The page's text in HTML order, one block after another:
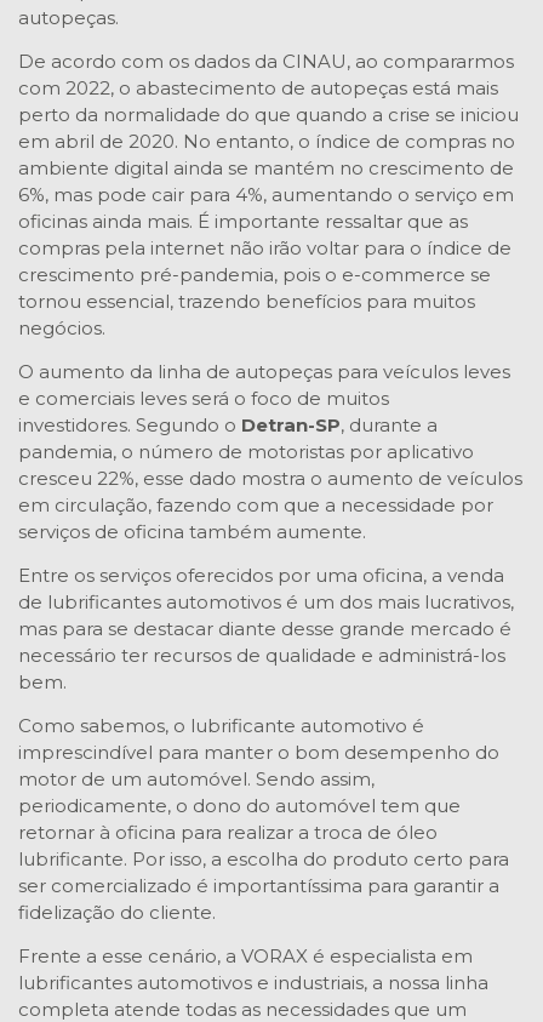
autopeças.
De acordo com os dados da CINAU, ao compararmos
com 2022, o abastecimento de autopeças está mais
perto da normalidade do que quando a crise se iniciou
em abril de 2020. No entanto, o índice de compras no
ambiente digital ainda se mantém no crescimento de
6%, mas pode cair para 4%, aumentando o serviço em
oficinas ainda mais. É importante ressaltar que as
compras pela internet não irão voltar para o índice de
crescimento pré-pandemia, pois o e-commerce se
tornou essencial, trazendo benefícios para muitos
negócios.
O aumento da linha de autopeças para veículos leves
e comerciais leves será o foco de muitos
investidores. Segundo o Detran-SP, durante a
pandemia, o número de motoristas por aplicativo
cresceu 22%, esse dado mostra o aumento de veículos
em circulação, fazendo com que a necessidade por
serviços de oficina também aumente.
Entre os serviços oferecidos por uma oficina, a venda
de lubrificantes automotivos é um dos mais lucrativos,
mas para se destacar diante desse grande mercado é
necessário ter recursos de qualidade e administrá-los
bem.
Como sabemos, o lubrificante automotivo é
imprescindível para manter o bom desempenho do
motor de um automóvel. Sendo assim,
periodicamente, o dono do automóvel tem que
retornar à oficina para realizar a troca de óleo
lubrificante. Por isso, a escolha do produto certo para
ser comercializado é importantíssima para garantir a
fidelização do cliente.
Frente a esse cenário, a VORAX é especialista em
lubrificantes automotivos e industriais, a nossa linha
completa atende todas as necessidades que um